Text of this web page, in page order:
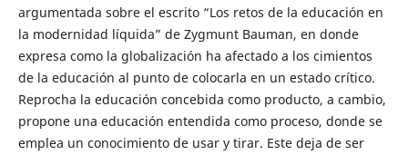
argumentada sobre el escrito “Los retos de la educación en
la modernidad líquida” de Zygmunt Bauman, en donde
expresa como la globalización ha afectado a los cimientos
de la educación al punto de colocarla en un estado crítico.
Reprocha la educación concebida como producto, a cambio,
propone una educación entendida como proceso, donde se
emplea un conocimiento de usar y tirar. Este deja de ser